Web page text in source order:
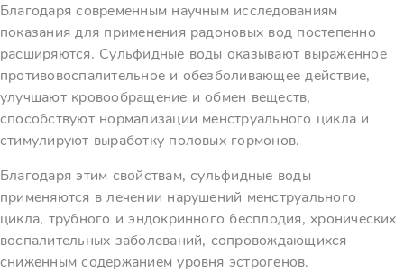
Благодаря современным научным исследованиям
показания для применения радоновых вод постепенно
расширяются. Сульфидные воды оказывают выраженное
противовоспалительное и обезболивающее действие,
улучшают кровообращение и обмен веществ,
способствуют нормализации менструального цикла и
стимулируют выработку половых гормонов.
Благодаря этим свойствам, сульфидные воды
применяются в лечении нарушений менструального
цикла, трубного и эндокринного бесплодия, хронических
воспалительных заболеваний, сопровождающихся
сниженным содержанием уровня эстрогенов.